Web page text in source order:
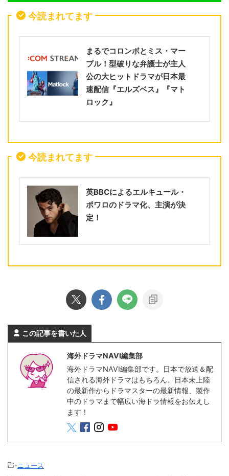
今読まれてます
まるでコロンボとミス・マー
プル！型破りな弁護士が主人
公の大ヒットドラマが日本最
速配信『エルズベス』『マト
ロック』
今読まれてます
英BBCによるエルキュール・
ポワロのドラマ化、主演が決
定！
この記事を書いた人
海外ドラマNAVI編集部
海外ドラマNAVI編集部です。日本で放送＆配
信される海外ドラマはもちろん、日本未上陸
の最新作からドラマスターの最新情報、製作
中のドラマまで幅広い海ドラ情報をお伝えし
ます！
-ニュース